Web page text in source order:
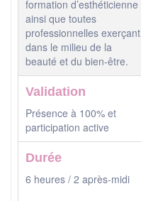
formation d’esthéticienne
ainsi que toutes
professionnelles exerçant
dans le milieu de la
beauté et du bien-être.
Validation
Présence à 100% et
participation active
Durée
6 heures / 2 après-midi